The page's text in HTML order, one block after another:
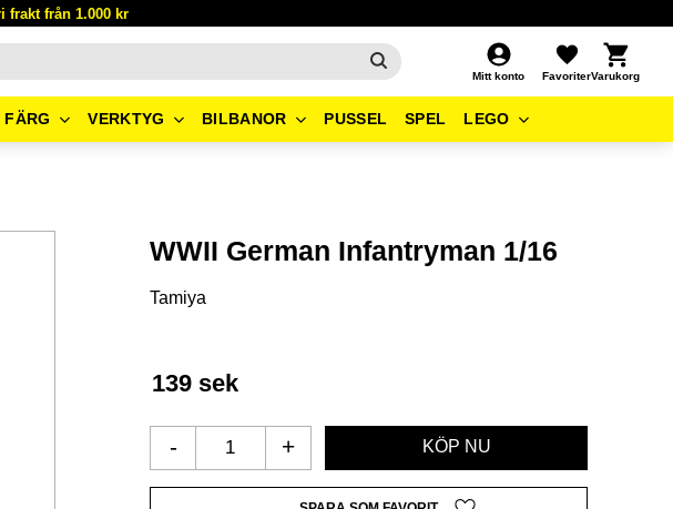
frakt från 1.000 kr
Mitt konto
Favoriter
Kundvagn
FÄRG VERKTYG BILBANOR PUSSEL SPEL LEGO
WWII German Infantryman 1/16
Tamiya
139 sek
+
-